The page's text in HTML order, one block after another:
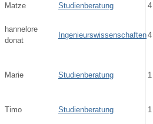
Matze Studienberatung 4
hannelore
donat
Ingenieurswissenschaften4
Marie Studienberatung 1
Timo Studienberatung 1